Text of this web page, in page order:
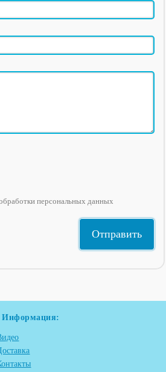
персональных данных
Информация: